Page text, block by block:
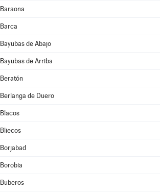
Baraona
Barca
Bayubas de Abajo
Bayubas de Arriba
Beratón
Berlanga de Duero
Blacos
Bliecos
Borjabad
Borobia
Buberos